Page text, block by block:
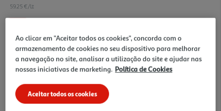
59.25 €/Lt
Price reduced from
15,80 €to
11,85 €
Notas de preparação
Ao clicar em "Aceitar todos os cookies", concorda com o
armazenamento de cookies no seu dispositivo para melhorar
a navegação no site, analisar a utilização do site e ajudar nas
nossas iniciativas de marketing. Política de Cookies
Aceitar todos os cookies